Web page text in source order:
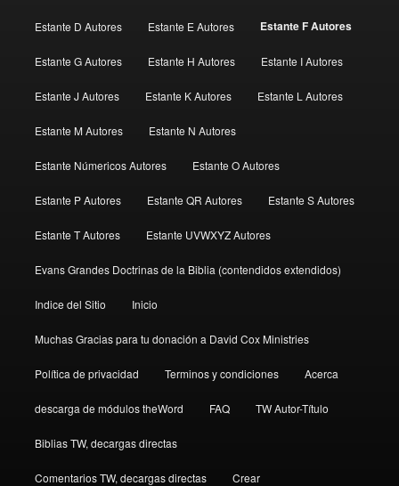
Estante D Autores Estante E Autores Estante F Autores
Estante G Autores Estante H Autores Estante I Autores
Estante J Autores Estante K Autores Estante L Autores
Estante M Autores Estante N Autores
Estante Númericos Autores Estante O Autores
Estante P Autores Estante QR Autores Estante S Autores
Estante T Autores Estante UVWXYZ Autores
Evans Grandes Doctrinas de la Biblia (contendidos extendidos)
Indice del Sitio Inicio
Muchas Gracias para tu donación a David Cox Ministries
Política de privacidad Terminos y condiciones Acerca
descarga de módulos theWord FAQ TW Autor-Título
Biblias TW, decargas directas
Comentarios TW, decargas directas Crear